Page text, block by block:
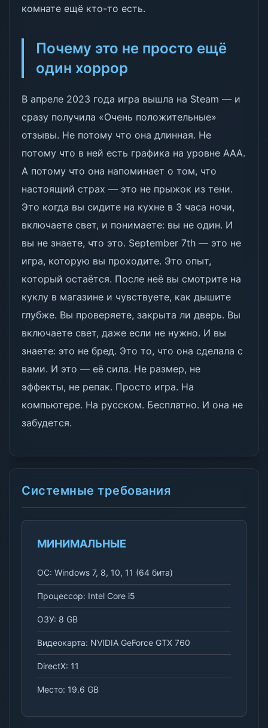
комнате ещё кто-то есть.
Почему это не просто ещё
один хоррор
В апреле 2023 года игра вышла на Steam — и
сразу получила «Очень положительные»
отзывы. Не потому что она длинная. Не
потому что в ней есть графика на уровне AAA.
А потому что она напоминает о том, что
настоящий страх — это не прыжок из тени.
Это когда вы сидите на кухне в 3 часа ночи,
включаете свет, и понимаете: вы не один. И
вы не знаете, что это. September 7th — это не
игра, которую вы проходите. Это опыт,
который остаётся. После неё вы смотрите на
куклу в магазине и чувствуете, как дышите
глубже. Вы проверяете, закрыта ли дверь. Вы
включаете свет, даже если не нужно. И вы
знаете: это не бред. Это то, что она сделала с
вами. И это — её сила. Не размер, не
эффекты, не репак. Просто игра. На
компьютере. На русском. Бесплатно. И она не
забудется.
Системные требования
МИНИМАЛЬНЫЕ
ОС: Windows 7, 8, 10, 11 (64 бита)
Процессор: Intel Core i5
ОЗУ: 8 GB
Видеокарта: NVIDIA GeForce GTX 760
DirectX: 11
Место: 19.6 GB